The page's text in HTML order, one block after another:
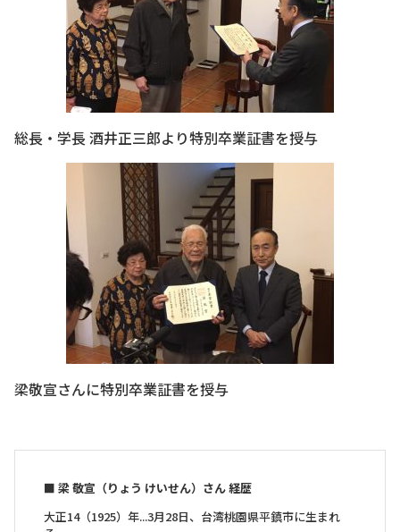
総長・学長 酒井正三郎より特別卒業証書を授与
梁敬宣さんに特別卒業証書を授与
■ 梁 敬宣（りょう けいせん）さん 経歴
大正14（1925）年...3月28日、台湾桃園県平鎮市に生まれ